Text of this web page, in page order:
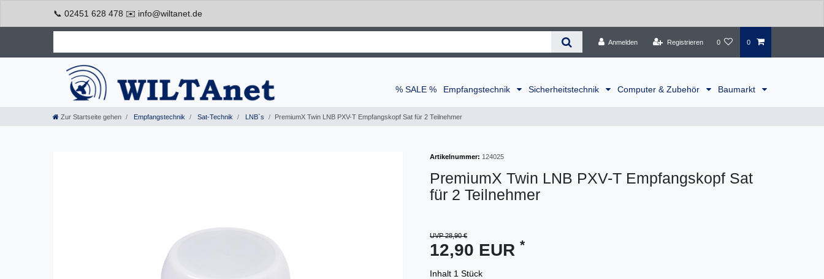
📞 02451 628 478 ✉️ info@wiltanet.de
Anmelden Registrieren 0 0
% SALE % Empfangstechnik Sicherheitstechnik Computer & Zubehör Baumarkt
Zur Startseite gehen Empfangstechnik Sat-Technik LNB`s PremiumX Twin LNB PXV-T Empfangskopf Sat für 2 Teilnehmer
Artikelnummer: 124025
PremiumX Twin LNB PXV-T Empfangskopf Sat
für 2 Teilnehmer
UVP 28,90 €
12,90 EUR *
Inhalt 1 Stück